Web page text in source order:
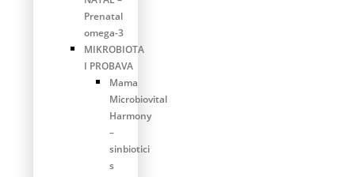
Prenatal
omega-3
MIKROBIOTA
I PROBAVA
Mama
Microbiovital
Harmony
–
sinbiotici
s